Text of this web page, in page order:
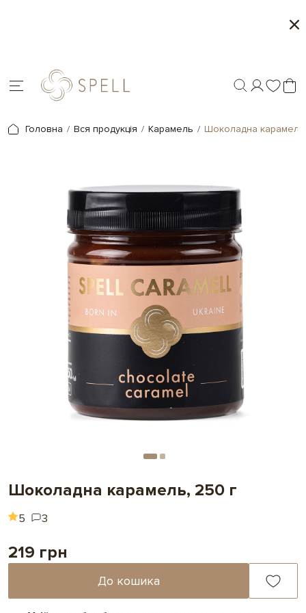
Головна Вся продукція Карамель Шоколадна
Шоколадна карамель, 250 г
5 3
219 грн
До кошика